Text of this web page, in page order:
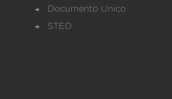
Documento Unico
STED